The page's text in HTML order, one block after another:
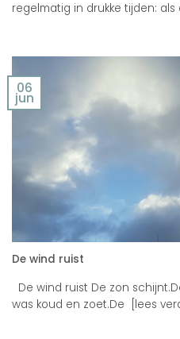
regelmatig in drukke tijden:
De wind ruist
De wind ruist De zon
was koud en zoet.De [lees
06
jun